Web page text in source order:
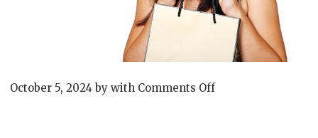
October 5, 2024bywith Comments Offon